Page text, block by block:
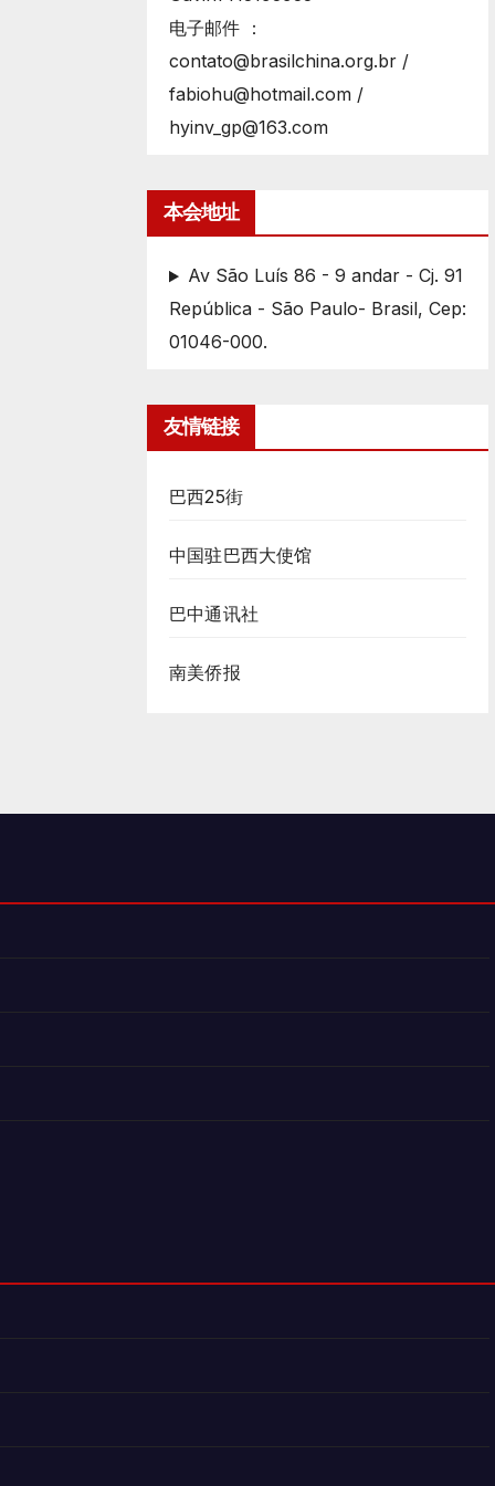
电子邮件 ：
contato@brasilchina.org.br /
fabiohu@hotmail.com /
hyinv_gp@163.com
本会地址
Av São Luís 86 - 9 andar - Cj. 91
República - São Paulo- Brasil, Cep:
01046-000.
友情链接
巴西25街
中国驻巴西大使馆
巴中通讯社
南美侨报